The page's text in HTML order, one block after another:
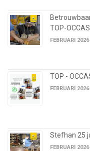
TOP-
FEBRUARI 2026
TOP -
FEBRUARI 2026
Stefhan 25
FEBRUARI 2026